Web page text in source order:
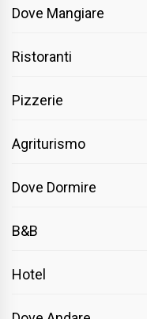
Dove Mangiare
Ristoranti
Pizzerie
Agriturismo
Dove Dormire
B&B
Hotel